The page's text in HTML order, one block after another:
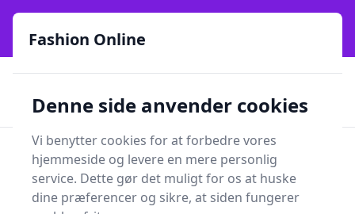
Fashion Online - Din genvej til stil, trends og smarte fund
online siden 2017
Lynhurtig levering ⭐⭐⭐⭐⭐✨981 forskellige produkttyper
Fashion Online
Søg
Fashion Online
Denne side anvender cookies
Vi benytter cookies for at forbedre vores
hjemmeside og levere en mere personlig
service. Dette gør det muligt for os at huske
dine præferencer og sikre, at siden fungerer